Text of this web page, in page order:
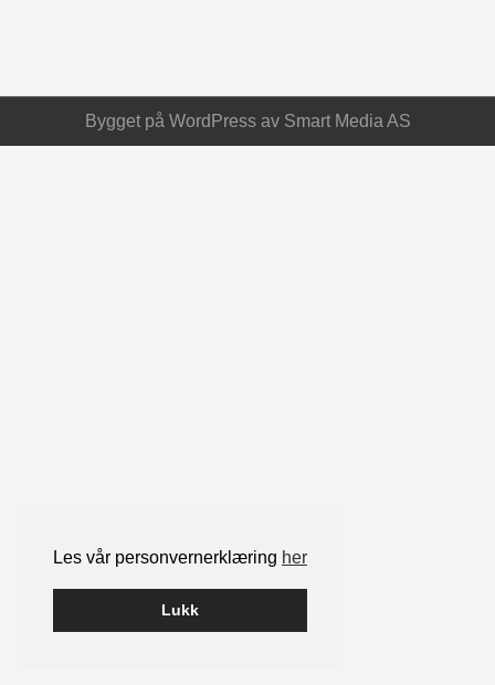
Les vår personvernerklæring her
Lukk
Bygget på WordPressav Smart Media AS